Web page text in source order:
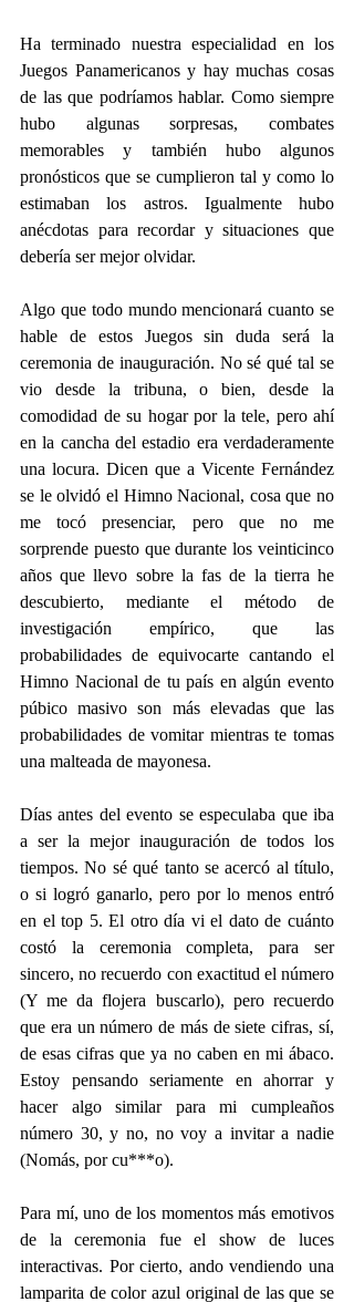
Ha terminado nuestra especialidad en los
Juegos Panamericanos y hay muchas cosas
de las que podríamos hablar. Como siempre
hubo algunas sorpresas, combates
memorables y también hubo algunos
pronósticos que se cumplieron tal y como lo
estimaban los astros. Igualmente hubo
anécdotas para recordar y situaciones que
debería ser mejor olvidar.
Algo que todo mundo mencionará cuanto se
hable de estos Juegos sin duda será la
ceremonia de inauguración. No sé qué tal se
vio desde la tribuna, o bien, desde la
comodidad de su hogar por la tele, pero ahí
en la cancha del estadio era verdaderamente
una locura. Dicen que a Vicente Fernández
se le olvidó el Himno Nacional, cosa que no
me tocó presenciar, pero que no me
sorprende puesto que durante los veinticinco
años que llevo sobre la fas de la tierra he
descubierto, mediante el método de
investigación empírico, que las
probabilidades de equivocarte cantando el
Himno Nacional de tu país en algún evento
púbico masivo son más elevadas que las
probabilidades de vomitar mientras te tomas
una malteada de mayonesa.
Días antes del evento se especulaba que iba
a ser la mejor inauguración de todos los
tiempos. No sé qué tanto se acercó al título,
o si logró ganarlo, pero por lo menos entró
en el top 5. El otro día vi el dato de cuánto
costó la ceremonia completa, para ser
sincero, no recuerdo con exactitud el número
(Y me da flojera buscarlo), pero recuerdo
que era un número de más de siete cifras, sí,
de esas cifras que ya no caben en mi ábaco.
Estoy pensando seriamente en ahorrar y
hacer algo similar para mi cumpleaños
número 30, y no, no voy a invitar a nadie
(Nomás, por cu***o).
Para mí, uno de los momentos más emotivos
de la ceremonia fue el show de luces
interactivas. Por cierto, ando vendiendo una
lamparita de color azul original de las que se